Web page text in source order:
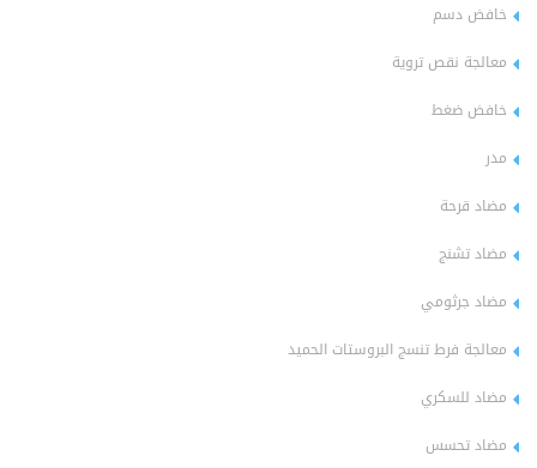
خافض دسم
معالجة نقص تروية
خافض ضغط
مدر
مضاد قرحة
مضاد تشنج
مضاد جرثومي
معالجة فرط تنسج البروستات الحميد
مضاد للسكري
مضاد تحسس